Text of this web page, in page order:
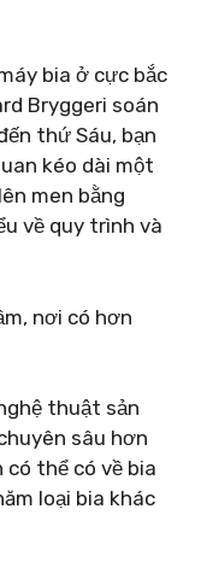
bia ở cực bắc
Bryggeri soán
thứ Sáu, bạn
kéo dài một
men bằng
về quy trình và
nơi có hơn
thuật sản
sâu hơn
có thể có về bia
loại bia khác